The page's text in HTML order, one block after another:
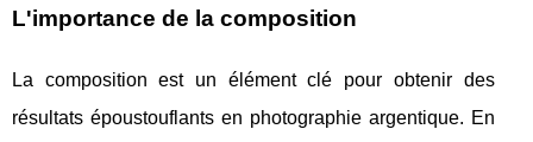
L'importance de la composition
La composition est un élément clé pour obtenir des
résultats époustouflants en photographie argentique. En